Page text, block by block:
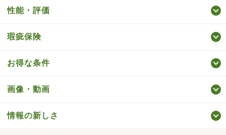
性能・評価
瑕疵保険
お得な条件
画像・動画
情報の新しさ